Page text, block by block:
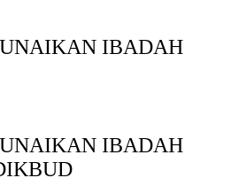
IBADAH
IBADAH